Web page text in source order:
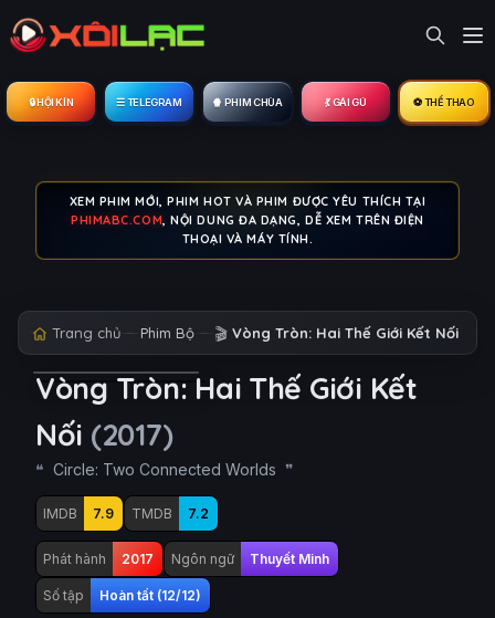
🔒︎ HỘI KÍN ☰ TELEGRAM 🍿 PHIM CHÙA 💃 GÁI GÚ ⚽ THỂ THAO
XEM PHIM MỚI, PHIM HOT VÀ PHIM ĐƯỢC YÊU THÍCH TẠI
PHIMABC.COM, NỘI DUNG ĐA DẠNG, DỄ XEM TRÊN ĐIỆN
THOẠI VÀ MÁY TÍNH.
Trang chủ Phim Bộ 🎬 Vòng Tròn: Hai Thế Giới Kết Nối
Vòng Tròn: Hai Thế Giới Kết
Nối (2017)
Circle: Two Connected Worlds
IMDB 7.9 TMDB 7.2
Phát hành 2017 Ngôn ngữ Thuyết Minh
Số tập Hoàn tất (12/12)